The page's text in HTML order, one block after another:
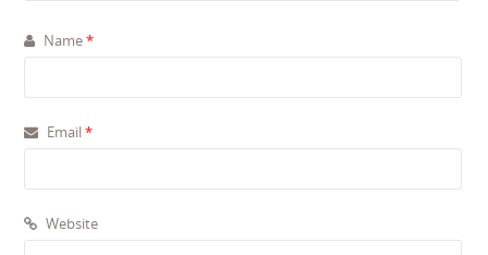
Name*
Email*
Website